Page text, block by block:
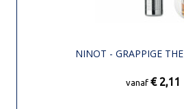
NINOT - GRAPPIGE
vanaf € 2,11